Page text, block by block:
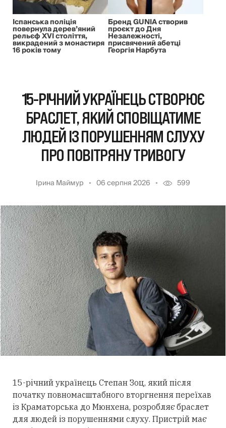
Іспанська поліція
повернула дерев’яний
рельєф XVI століття,
викрадений з монастиря
16 років тому
Бренд GUNIA створив
проєкт до Дня
Незалежності,
присвячений абетці
Георгія Нарбута
15-РІЧНИЙ УКРАЇНЕЦЬ СТВОРЮЄ
БРАСЛЕТ, ЯКИЙ СПОВІЩАТИМЕ
ЛЮДЕЙ ІЗ ПОРУШЕННЯМ СЛУХУ
ПРО ПОВІТРЯНУ ТРИВОГУ
Ірина Маймур 06 серпня 2026 599
15-річний українець Степан Зоц, який після
початку повномасштабного вторгнення переїхав
із Краматорська до Мюнхена, розробляє браслет
для людей із порушеннями слуху. Пристрій має